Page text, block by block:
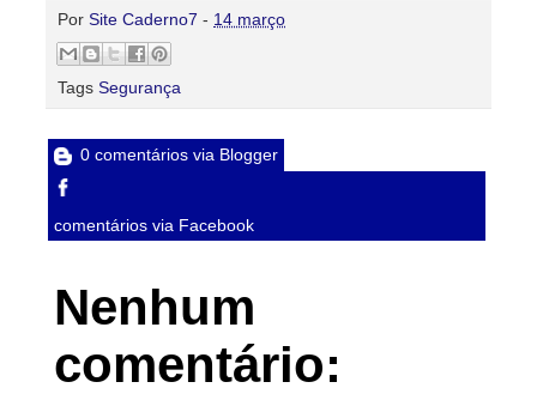
Por Site Caderno7 - 14 março
Tags Segurança
0 comentários via Blogger
comentários via Facebook
Nenhum
comentário: